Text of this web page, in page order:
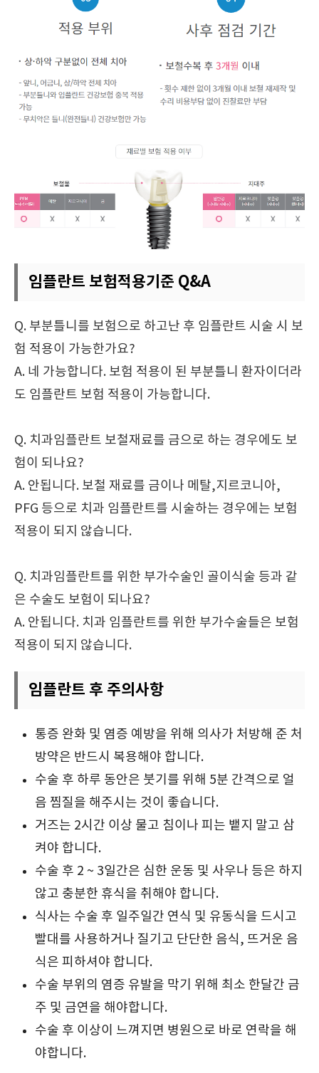
임플란트 보험적용기준 Q&A
Q. 부분틀니를 보험으로 하고난 후 임플란트 시술 시 보
험 적용이 가능한가요?
A. 네 가능합니다. 보험 적용이 된 부분틀니 환자이더라
도 임플란트 보험 적용이 가능합니다.
Q. 치과임플란트 보철재료를 금으로 하는 경우에도 보
험이 되나요?
A. 안됩니다. 보철 재료를 금이나 메탈,지르코니아,
PFG 등으로 치과 임플란트를 시술하는 경우에는 보험
적용이 되지 않습니다.
Q. 치과임플란트를 위한 부가수술인 골이식술 등과 같
은 수술도 보험이 되나요?
A. 안됩니다. 치과 임플란트를 위한 부가수술들은 보험
적용이 되지 않습니다.
임플란트 후 주의사항
통증 완화 및 염증 예방을 위해 의사가 처방해 준 처
방약은 반드시 복용해야 합니다.
수술 후 하루 동안은 붓기를 위해 5분 간격으로 얼
음 찜질을 해주시는 것이 좋습니다.
거즈는 2시간 이상 물고 침이나 피는 뱉지 말고 삼
켜야 합니다.
수술 후 2 ~ 3일간은 심한 운동 및 사우나 등은 하지
않고 충분한 휴식을 취해야 합니다.
식사는 수술 후 일주일간 연식 및 유동식을 드시고
빨대를 사용하거나 질기고 단단한 음식, 뜨거운 음
식은 피하셔야 합니다.
수술 부위의 염증 유발을 막기 위해 최소 한달간 금
주 및 금연을 해야합니다.
수술 후 이상이 느껴지면 병원으로 바로 연락을 해
야합니다.